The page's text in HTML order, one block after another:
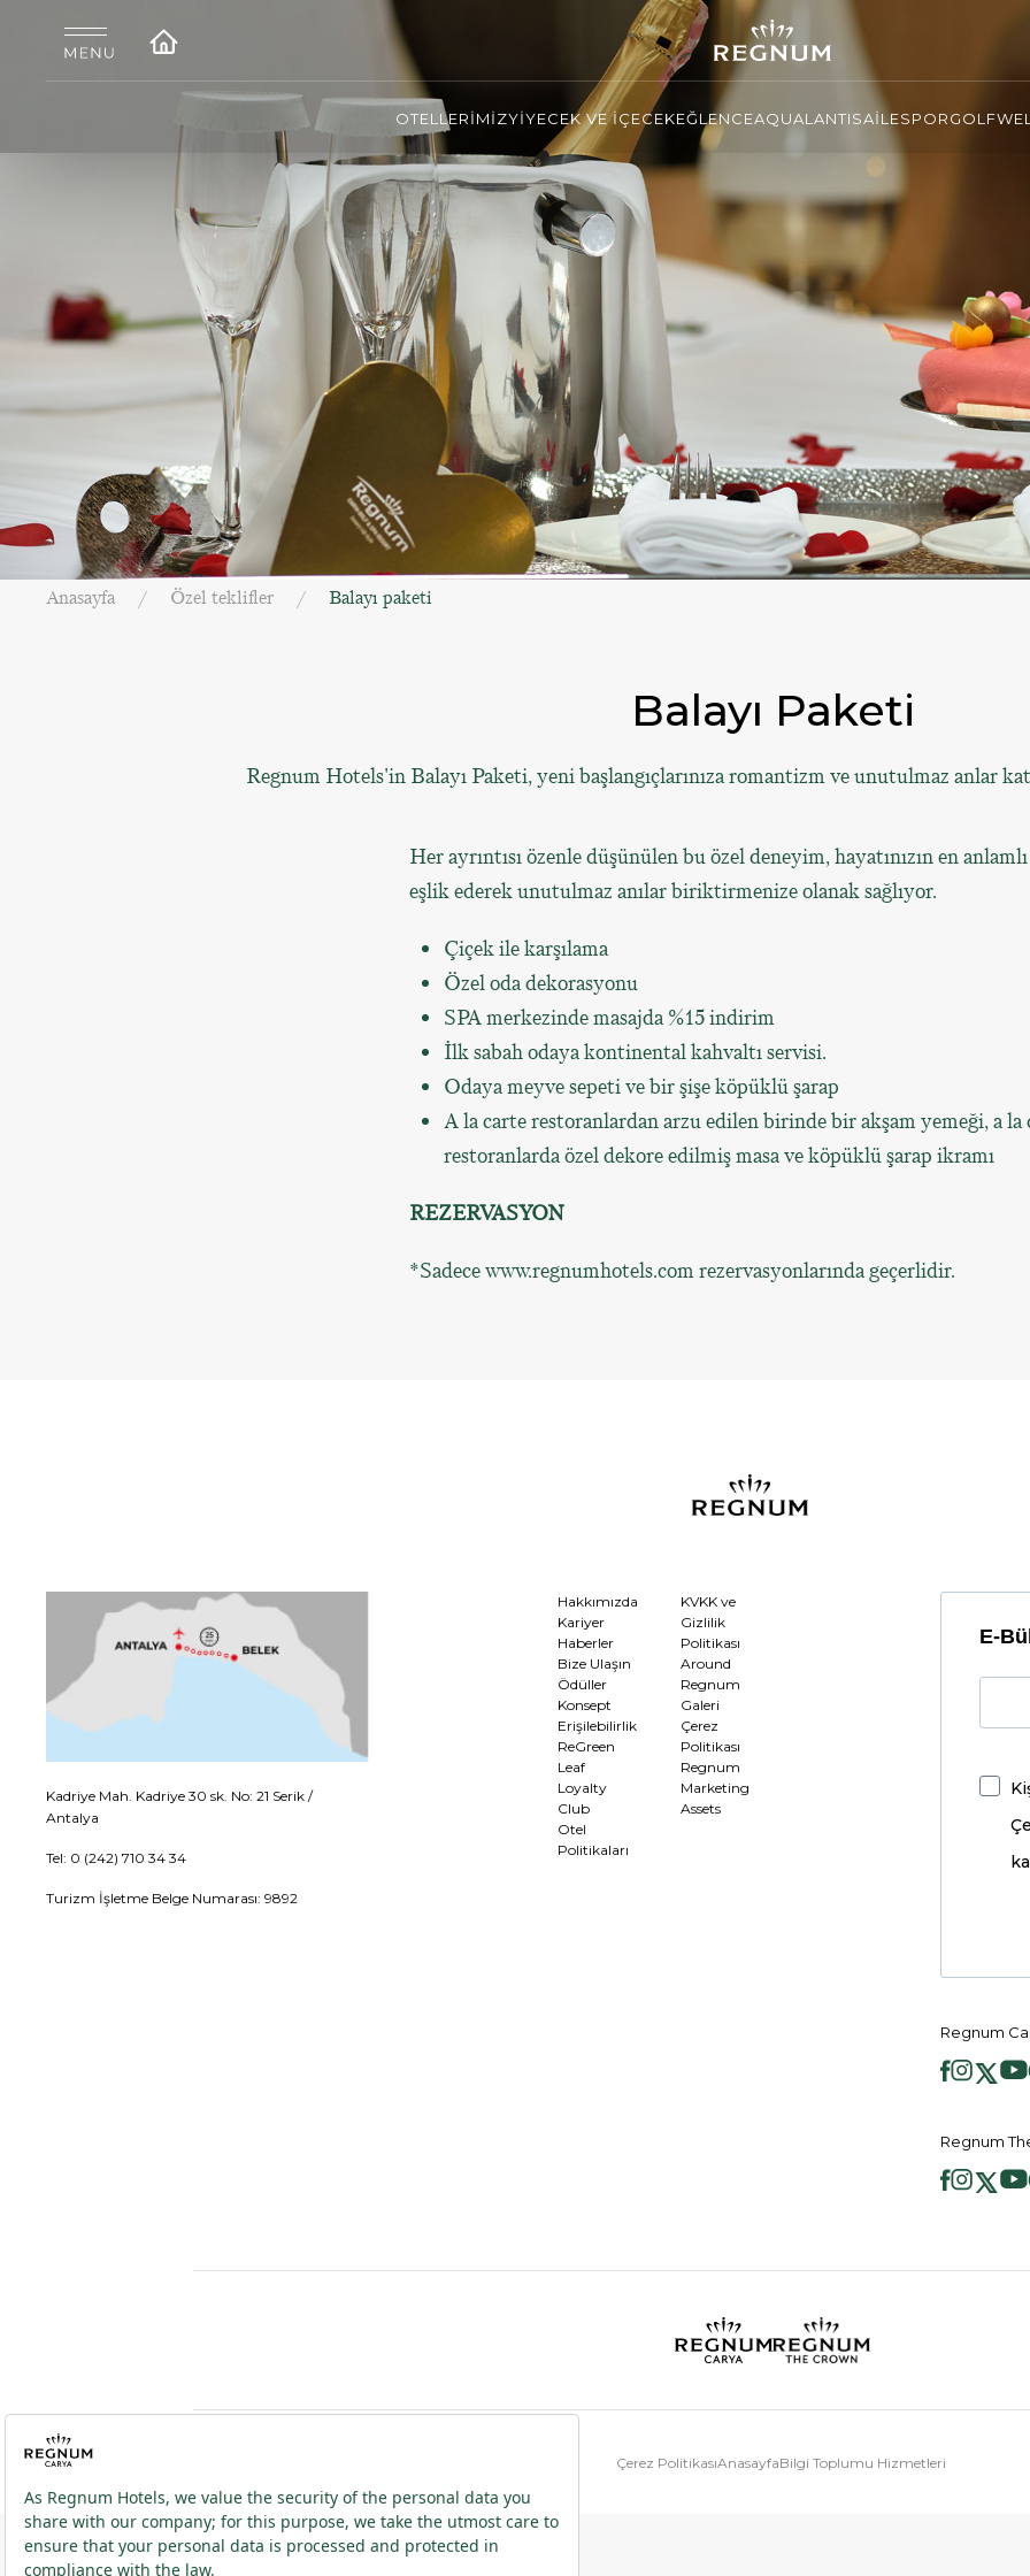
OTELLERİMİZYİYECEK VE İÇECEKEĞLENCEAQUALANTISAİLESPORGOLF
Anasayfa Özel teklifler Balayı paketi
Balayı Paketi
Regnum Hotels'in Balayı Paketi, yeni başlangıçlarınıza romantizm ve unutulmaz anlar
Her ayrıntısı özenle düşünülen bu özel deneyim, hayatınızın en
eşlik ederek unutulmaz anılar biriktirmenize olanak sağlıyor.
Çiçek ile karşılama
Özel oda dekorasyonu
SPA merkezinde masajda %15 indirim
İlk sabah odaya kontinental kahvaltı servisi.
Odaya meyve sepeti ve bir şişe köpüklü şarap
A la carte restoranlardan arzu edilen birinde bir akşam yemeği, a la
restoranlarda özel dekore edilmiş masa ve köpüklü şarap ikramı
REZERVASYON
*Sadece www.regnumhotels.com rezervasyonlarında geçerlidir.
Kadriye Mah. Kadriye 30 sk. No: 21 Serik /
Antalya
Tel: 0 (242) 710 34 34
Turizm İşletme Belge Numarası: 9892
Hakkımızda
Kariyer
Haberler
Bize Ulaşın
Ödüller
Konsept
Erişilebilirlik
ReGreen
Leaf
Loyalty
Club
Otel
Politikaları
KVKK ve
Gizlilik
Politikası
Around
Regnum
Galeri
Çerez
Politikası
Regnum
Marketing
Assets
E-
Regnum
Regnum
2026 ® Regnum Hotels. Tüm hakları saklıdır. Çerez PolitikasıAnasayfaBilgi Toplumu Hizmetleri